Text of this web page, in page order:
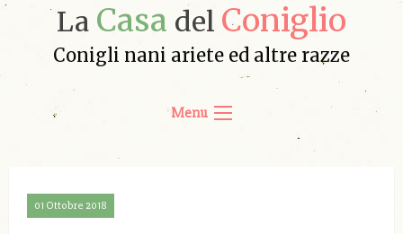
La Casa del Coniglio
Conigli nani ariete ed altre razze
Menu
01 Ottobre 2018